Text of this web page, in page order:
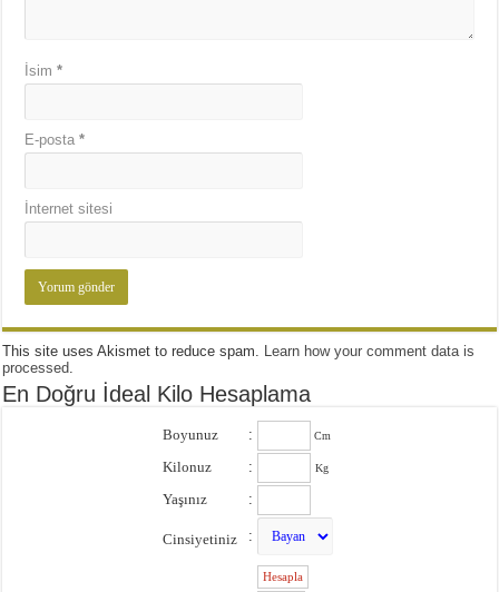
İsim*
E-posta*
İnternet sitesi
This site uses Akismet to reduce spam. Learn how your comment data is
processed
En Doğru İdeal Kilo Hesaplama
Boyunuz : Cm
Kilonuz : Kg
Yaşınız :
Cinsiyetiniz :